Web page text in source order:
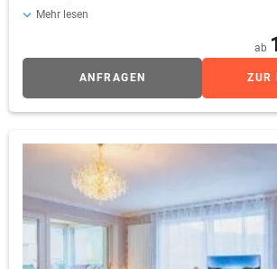
Panorama-Ruheräumen inklusive! Verfügbare
gemütlicher Sitzecke • Flachbild-TV in
Schlafzimmer • komplett eingerichtete
kostenfreies W-LAN • möblierter Balkon (ca.
Bettwäsche & Handtücher inklusive!
Gebühr! • Wellnesstasche mit Saunatuch &
Hinweis zur Zimmerbelegung: • 1-2
inklusive! • 3-4 Personen sind 2
Kinderbetten (0-2 Jahre Aufpreis 15,- € pro
Zimmerreinigung: KEINE tägliche
Mehr lesen
ab
ANFRAGEN ZUR